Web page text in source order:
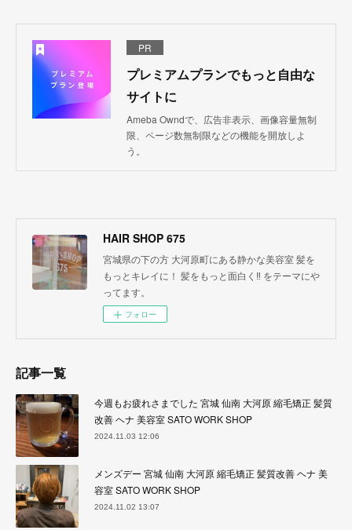
PR
プレミアムプランでもっと自由な
サイトに
Ameba Owndで、広告非表示、画像容量無制
限、ページ数無制限などの機能を開放しよ
う。
HAIR SHOP 675
宮城県の下の方 大河原町にある静かな美容室 髪を
もっとキレイに！ 髪をもっと面白く‼︎ をテーマにや
ってます。
フォロー
記事一覧
今週もお疲れさまでした 宮城 仙南 大河原 縮毛矯正 髪質
改善 ヘナ 美容室 SATO WORK SHOP
2024.11.03 12:06
メンズデー 宮城 仙南 大河原 縮毛矯正 髪質改善 ヘナ 美
容室 SATO WORK SHOP
2024.11.02 13:07